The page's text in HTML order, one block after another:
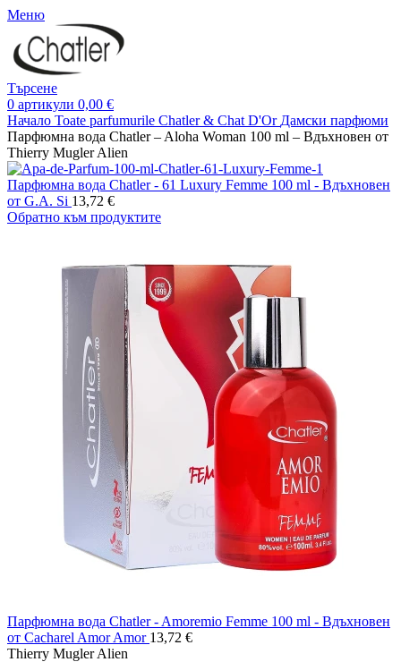
Меню
Търсене
0 артикули 0,00 €
Начало Toate parfumurile Chatler & Chat D'Or Дамски парфюми
Парфюмна вода Chatler – Aloha Woman 100 ml – Вдъхновен от
Thierry Mugler Alien
Парфюмна вода Chatler - 61 Luxury Femme 100 ml - Вдъхновен
от G.A. Si 13,72 €
Обратно към продуктите
Парфюмна вода Chatler - Amoremio Femme 100 ml - Вдъхновен
от Cacharel Amor Amor 13,72 €
Thierry Mugler Alien